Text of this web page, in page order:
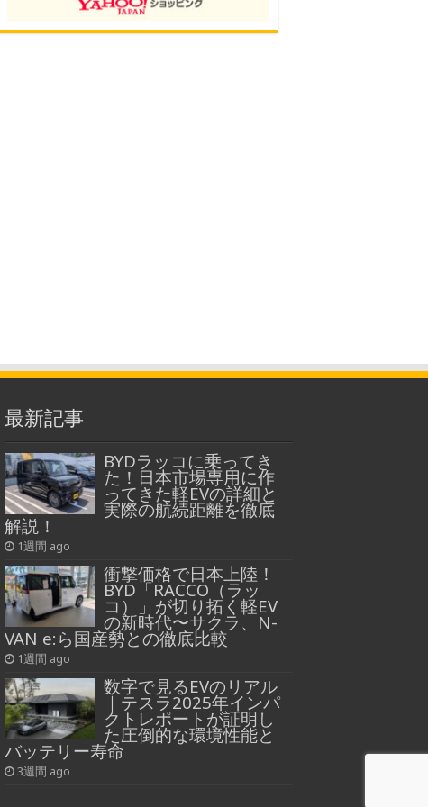
最新記事
BYDラッコに乗ってき
た！日本市場専用に作
ってきた軽EVの詳細と
実際の航続距離を徹底
解説！
1週間 ago
衝撃価格で日本上陸！
BYD「RACCO（ラッ
コ）」が切り拓く軽EV
の新時代〜サクラ、N-
VAN e:ら国産勢との徹底比較
1週間 ago
数字で見るEVのリアル
｜テスラ2025年インパ
クトレポートが証明し
た圧倒的な環境性能と
バッテリー寿命
3週間 ago